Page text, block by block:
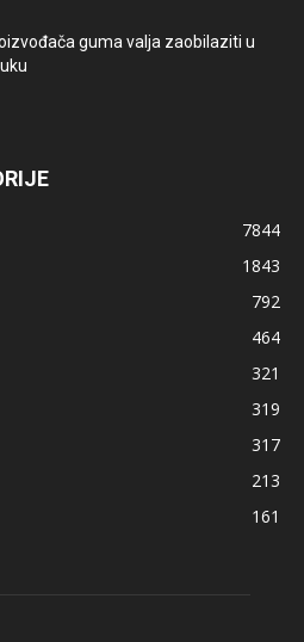
guma valja zaobilaziti u
7844
1843
792
464
321
319
317
213
161